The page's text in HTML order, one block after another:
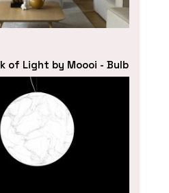
of Light by Moooi - Bulb